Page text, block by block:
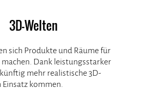
3D-Welten
sich Produkte und Räume für
Dank leistungsstarker
mehr realistische 3D-
kommen.